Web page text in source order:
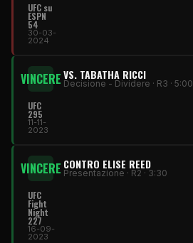
UFC su
ESPN
54
30-03-
2024
VINCEREVS. TABATHA RICCI
Decisione - Dividere · R3 · 5:00
UFC
295
11-11-
2023
VINCERE CONTRO ELISE REED
Presentazione · R2 · 3:30
UFC
Fight
Night
227
16-09-
2023